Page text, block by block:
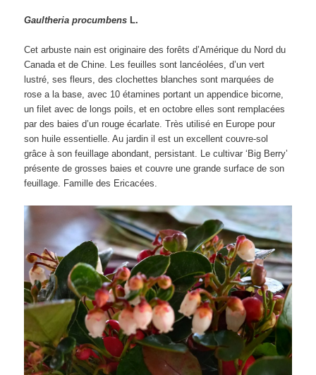
Gaultheria procumbens L.
Cet arbuste nain est originaire des forêts d’Amérique du Nord du
Canada et de Chine. Les feuilles sont lancéolées, d’un vert
lustré, ses fleurs, des clochettes blanches sont marquées de
rose a la base, avec 10 étamines portant un appendice bicorne,
un filet avec de longs poils, et en octobre elles sont remplacées
par des baies d’un rouge écarlate. Très utilisé en Europe pour
son huile essentielle. Au jardin il est un excellent couvre-sol
grâce à son feuillage abondant, persistant. Le cultivar ‘Big Berry’
présente de grosses baies et couvre une grande surface de son
feuillage. Famille des Ericacées.